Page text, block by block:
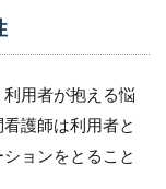
用者が抱える悩
護師は利用者と
ョンをとること